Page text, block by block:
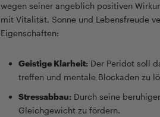
wegen seiner angeblich positiven
mit Vitalität, Sonne und Lebensfreude
Eigenschaften:
Geistige Klarheit: Der Peridot soll
treffen und mentale Blockaden zu
Stressabbau: Durch seine
Gleichgewicht zu fördern.